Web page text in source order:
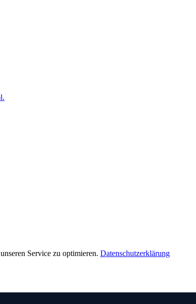
Service zu optimieren. Datenschutzerklärung